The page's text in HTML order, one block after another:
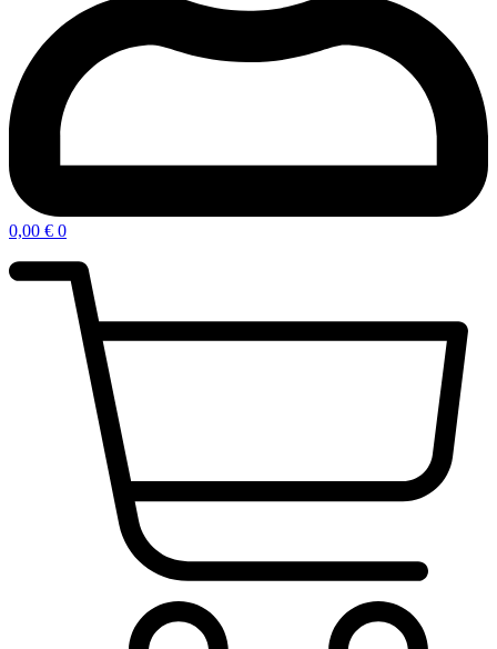
0,00 € 0